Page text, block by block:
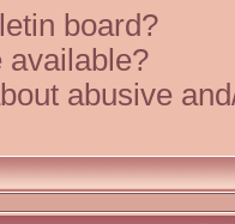
board?
available?
abusive